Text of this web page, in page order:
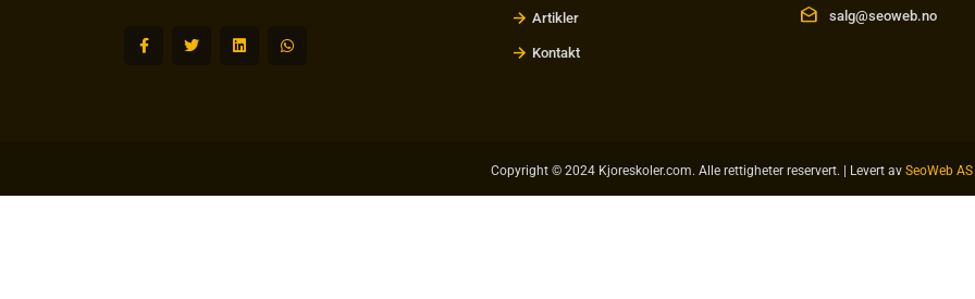
Artikler
Kontakt
drafts salg@seoweb.no
Copyright © 2024 Kjoreskoler.com. Alle rettigheter reservert. | Levert av SeoWeb AS